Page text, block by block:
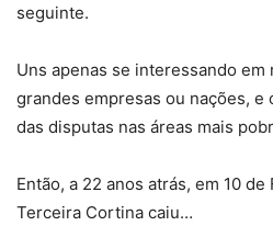
seguinte.
Uns apenas se interessando
grandes empresas ou nações,
das disputas nas áreas mais
Então, a 22 anos atrás, em 10
Terceira Cortina caiu…